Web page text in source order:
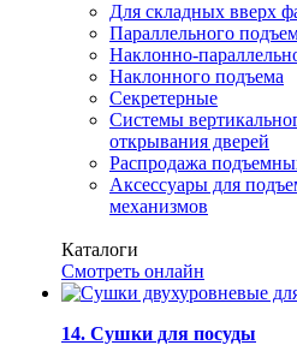
Для складных вверх
Параллельного
Наклонно-
Наклонного подъема
Секретерные
Системы
открывания дверей
Распродажа
Аксессуары для
механизмов
Каталоги
Смотреть онлайн
14. Сушки для посуды